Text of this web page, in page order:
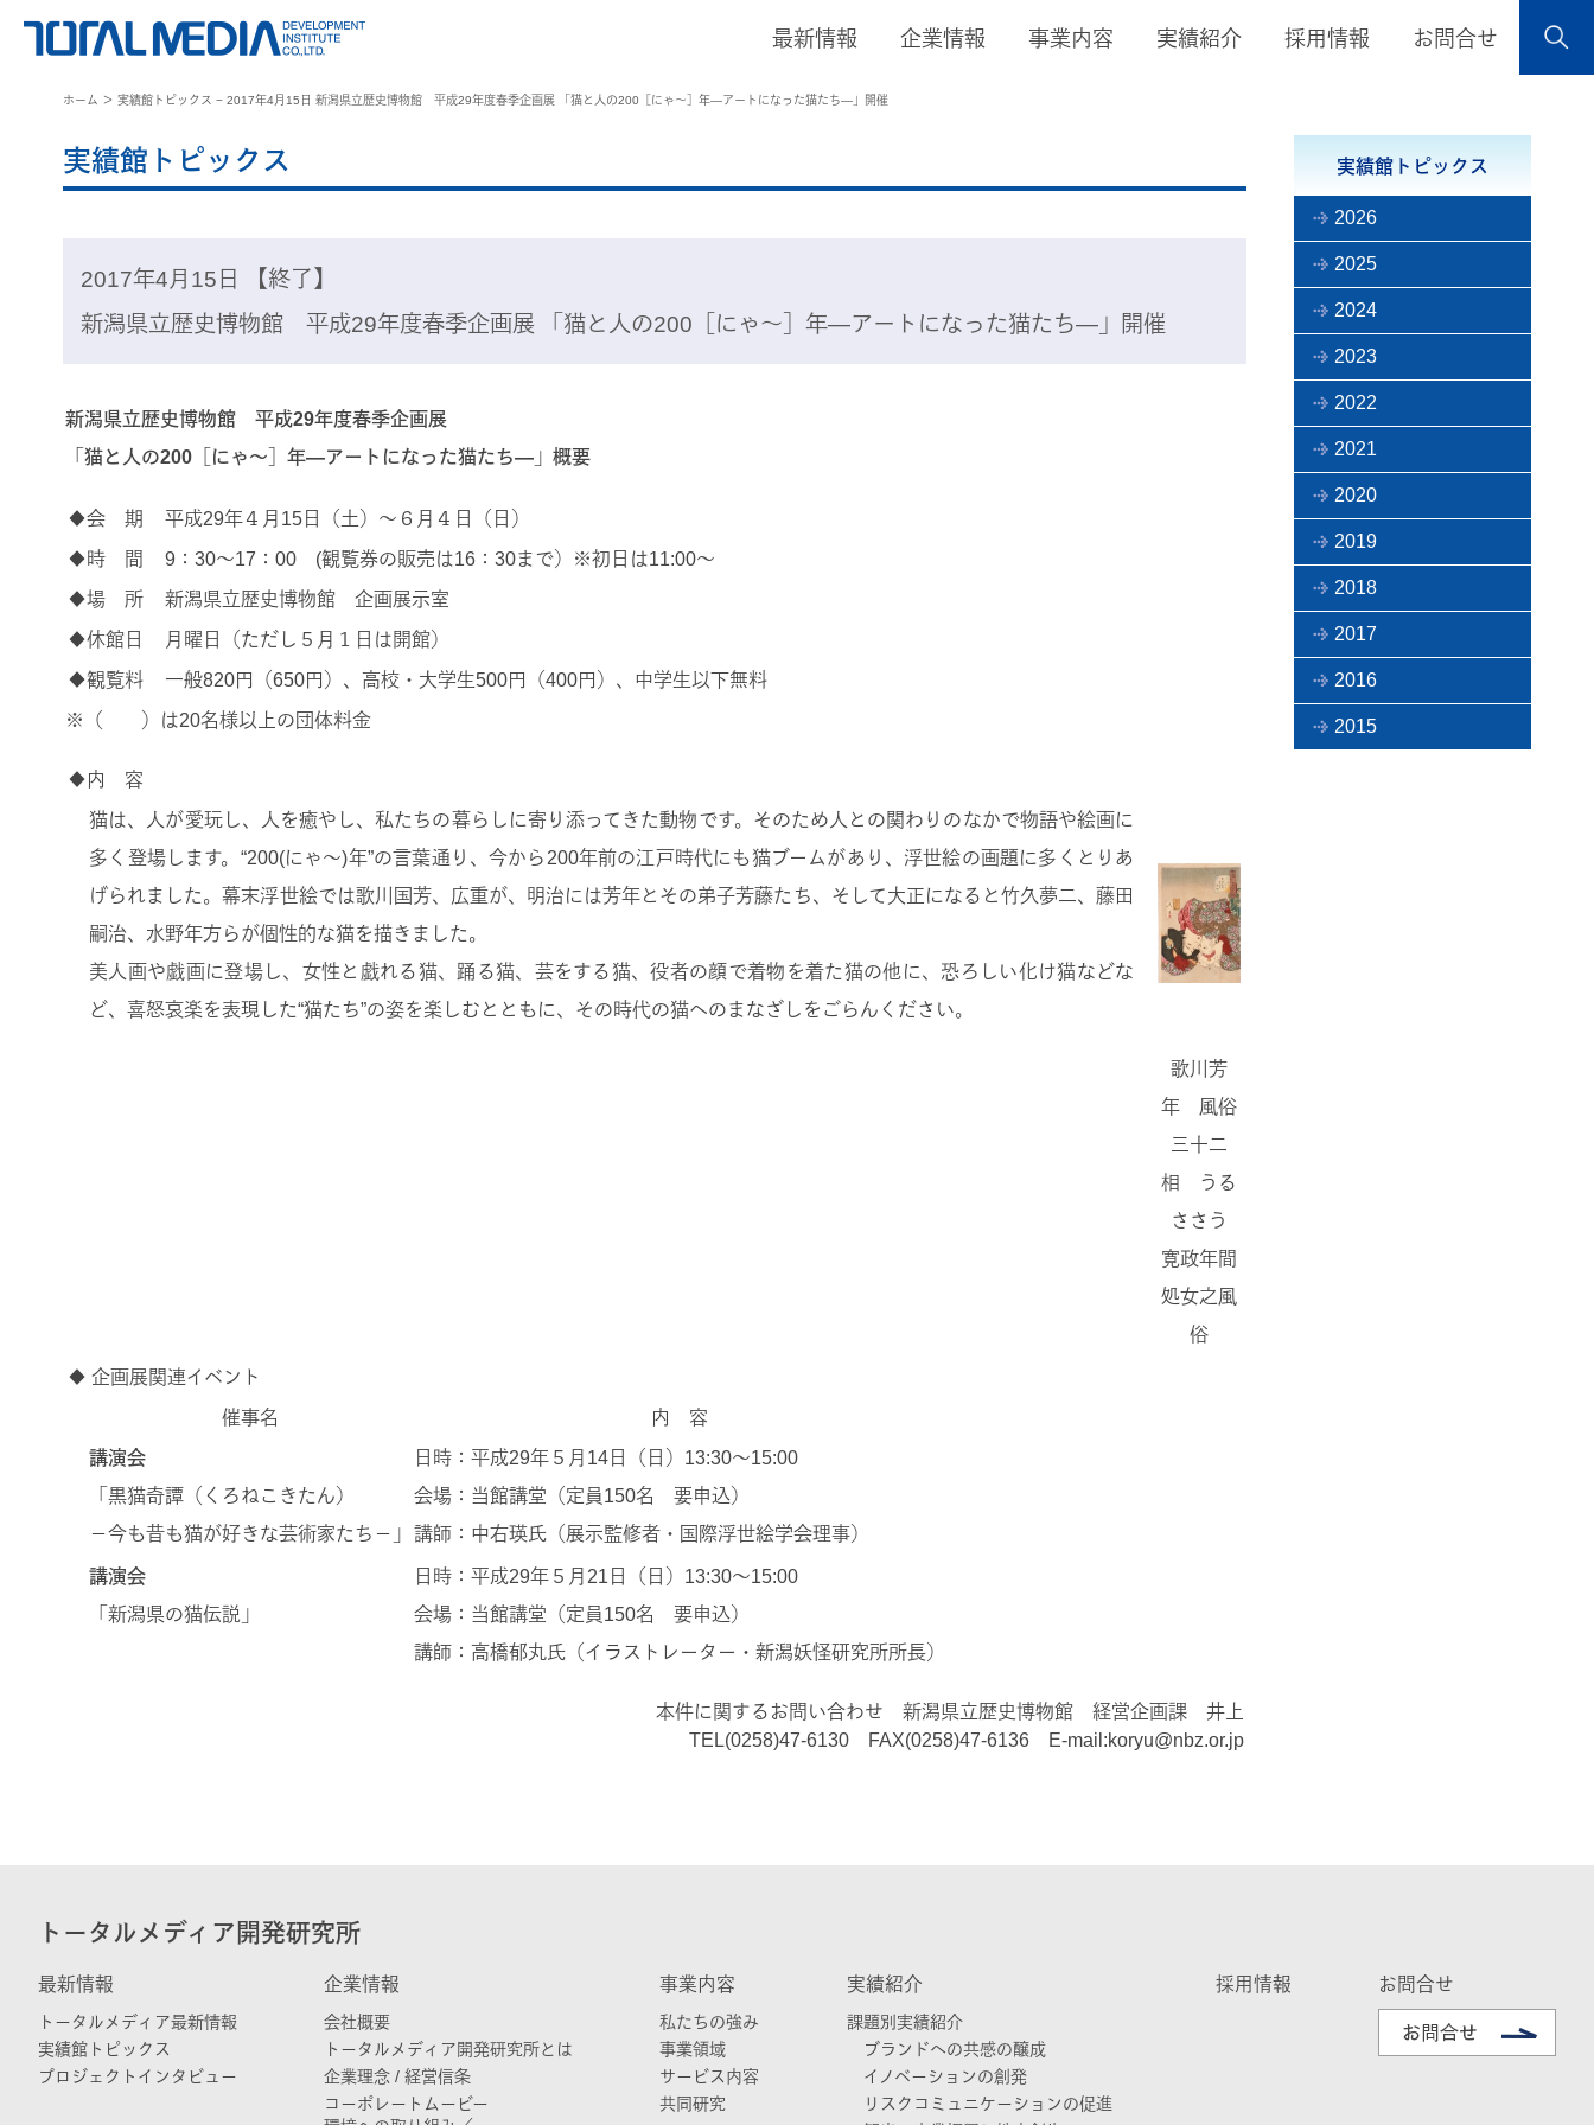
最新情報 企業情報 事業内容 実績紹介 採用情報 お問合せ
ホーム ＞ 実績館トピックス − 2017年4月15日 新潟県立歴史博物館 平成29年度春季企画展 「猫と人の200［にゃ〜］年―アートになった猫たち―」開催
実績館トピックス
2017年4月15日 【終了】
新潟県立歴史博物館 平成29年度春季企画展 「猫と人の200［にゃ〜］年―アートになった猫たち―」開催
新潟県立歴史博物館 平成29年度春季企画展
「猫と人の200［にゃ〜］年―アートになった猫たち―」概要
◆会 期
平成29年４月15日（土）～６月４日（日）
◆時 間
9：30～17：00 (観覧券の販売は16：30まで）※初日は11:00～
◆場 所
新潟県立歴史博物館 企画展示室
◆休館日
月曜日（ただし５月１日は開館）
◆観覧料
一般820円（650円）、高校・大学生500円（400円）、中学生以下無料
※（ ）は20名様以上の団体料金
◆内 容
猫は、人が愛玩し、人を癒やし、私たちの暮らしに寄り添ってきた動物です。そのため人との関わりのなかで物語や絵画に
多く登場します。“200(にゃ～)年”の言葉通り、今から200年前の江戸時代にも猫ブームがあり、浮世絵の画題に多くとりあ
げられました。幕末浮世絵では歌川国芳、広重が、明治には芳年とその弟子芳藤たち、そして大正になると竹久夢二、藤田
嗣治、水野年方らが個性的な猫を描きました。
美人画や戯画に登場し、女性と戯れる猫、踊る猫、芸をする猫、役者の顔で着物を着た猫の他に、恐ろしい化け猫などな
ど、喜怒哀楽を表現した“猫たち”の姿を楽しむとともに、その時代の猫へのまなざしをごらんください。
歌川芳
年 風俗
三十二
相 うる
ささう
寛政年間
処女之風
俗
◆ 企画展関連イベント
催事名
内 容
講演会
「黒猫奇譚（くろねこきたん）
－今も昔も猫が好きな芸術家たち－」
日時：平成29年５月14日（日）13:30～15:00
会場：当館講堂（定員150名 要申込）
講師：中右瑛氏（展示監修者・国際浮世絵学会理事）
講演会
「新潟県の猫伝説」
日時：平成29年５月21日（日）13:30～15:00
会場：当館講堂（定員150名 要申込）
講師：高橋郁丸氏（イラストレーター・新潟妖怪研究所所長）
本件に関するお問い合わせ 新潟県立歴史博物館 経営企画課 井上
TEL(0258)47-6130 FAX(0258)47-6136 E-mail:koryu@nbz.or.jp
実績館トピックス
2026
2025
2024
2023
2022
2021
2020
2019
2018
2017
2016
2015
トータルメディア開発研究所
最新情報
トータルメディア最新情報
実績館トピックス
プロジェクトインタビュー
企業情報
会社概要
トータルメディア開発研究所とは
企業理念 / 経営信条
コーポレートムービー
事業内容
私たちの強み
事業領域
サービス内容
共同研究
実績紹介
課題別実績紹介
ブランドへの共感の醸成
イノベーションの創発
リスクコミュニケーションの促進
採用情報 お問合せ